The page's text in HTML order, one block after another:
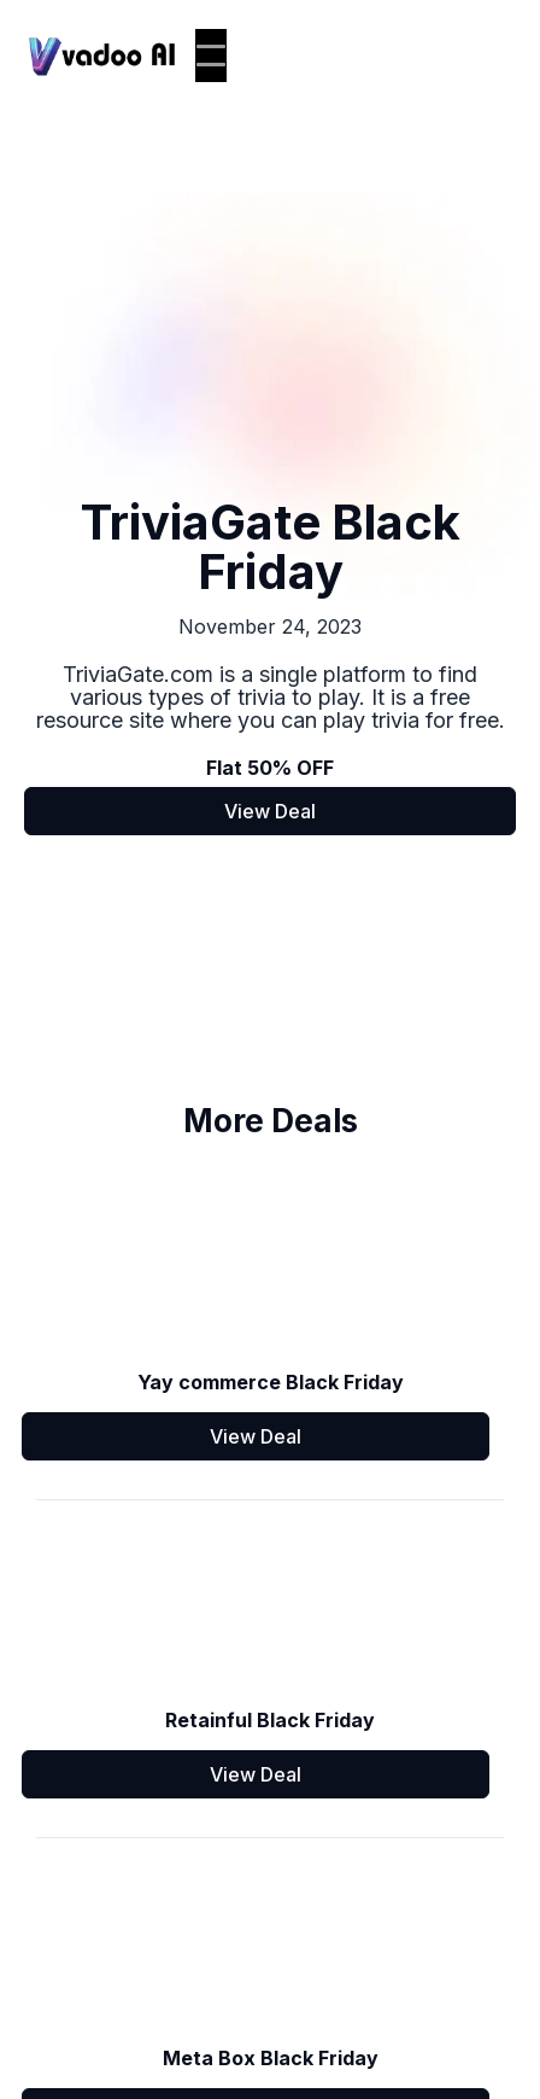
TriviaGate Black
Friday
November 24, 2023
TriviaGate.com is a single platform to find
various types of trivia to play. It is a free
resource site where you can play trivia for free.
Flat 50% OFF
View Deal
More Deals
Yay commerce Black Friday
View Deal
Retainful Black Friday
View Deal
Meta Box Black Friday